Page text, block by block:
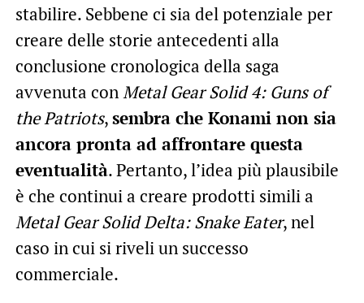
stabilire. Sebbene ci sia del potenziale per
creare delle storie antecedenti alla
conclusione cronologica della saga
avvenuta conMetal Gear Solid 4: Guns of
the Patriots,sembra che Konami non sia
ancora pronta ad affrontare questa
eventualità. Pertanto, l’idea più plausibile
è che continui a creare prodotti simili a
Metal Gear Solid Delta: Snake Eater, nel
caso in cui si riveli un successo
commerciale.